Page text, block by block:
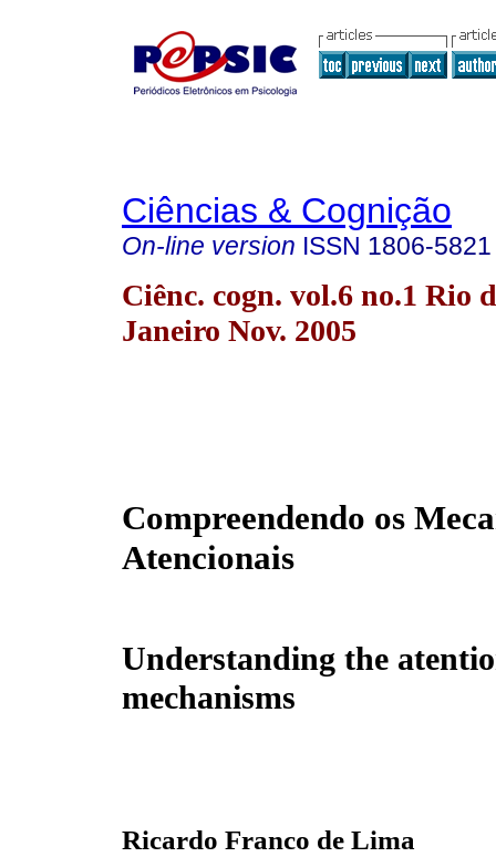
Ciências & Cognição
On-line version ISSN 1806-5821
Ciênc. cogn. vol.6 no.1 Rio
Janeiro Nov. 2005
Compreendendo os
Atencionais
Understanding the
mechanisms
Ricardo Franco de Lima